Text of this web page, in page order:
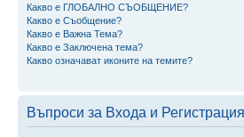
Какво е ГЛОБАЛНО СЪОБЩЕНИЕ?
Какво е Съобщение?
Какво е Важна Тема?
Какво е Заключена тема?
Какво означават иконите на темите?
Въпроси за Входа и